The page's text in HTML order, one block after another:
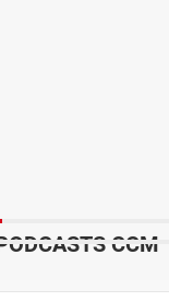
et éthique de
CCM